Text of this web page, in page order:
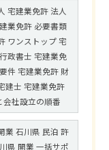
宅建業免許 法人
業免許 必要書類
ワンストップ 宅
政書士 宅建業免
件 宅建業免許 財
建士 宅建業免許
会社設立の順番
業 石川県 民泊 許
県 開業 一括サポ